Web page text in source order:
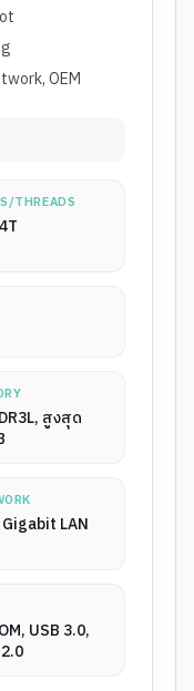
OEM
THREADS
สูงสุด
LAN
USB 3.0,